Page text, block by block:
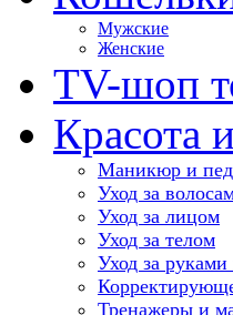
Мужские
Женские
TV-шоп
Красота
Маникюр и
Уход за
Уход за лицом
Уход за телом
Уход за
Тренажеры и